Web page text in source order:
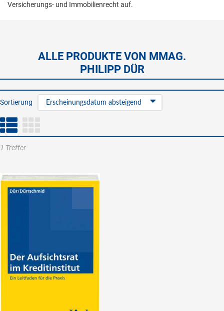
Versicherungs- und Immobilienrecht auf.
ALLE PRODUKTE VON MMAG.
PHILIPP DÜR
Sortierung Erscheinungsdatum absteigend
1 Treffer